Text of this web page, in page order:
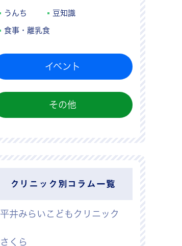
うんち 豆知識
食事・離乳食
イベント
その他
クリニック別コラム一覧
平井みらいこどもクリニック
さくら